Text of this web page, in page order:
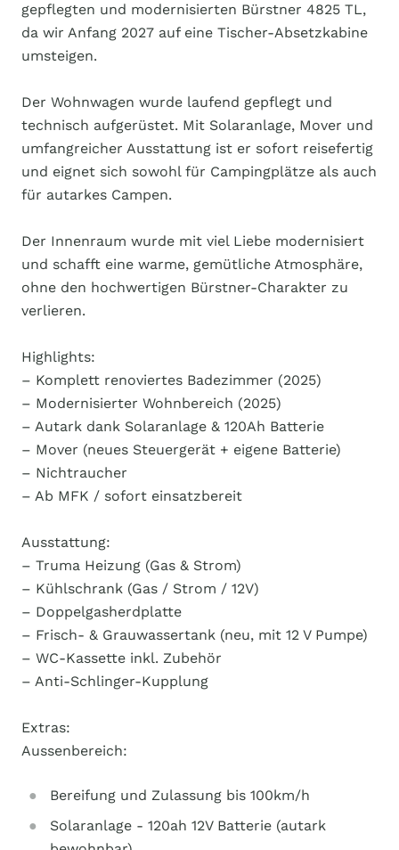
gepflegten und modernisierten Bürstner 4825 TL,
da wir Anfang 2027 auf eine Tischer-Absetzkabine
umsteigen.
Der Wohnwagen wurde laufend gepflegt und
technisch aufgerüstet. Mit Solaranlage, Mover und
umfangreicher Ausstattung ist er sofort reisefertig
und eignet sich sowohl für Campingplätze als auch
für autarkes Campen.
Der Innenraum wurde mit viel Liebe modernisiert
und schafft eine warme, gemütliche Atmosphäre,
ohne den hochwertigen Bürstner-Charakter zu
verlieren.
Highlights:
– Komplett renoviertes Badezimmer (2025)
– Modernisierter Wohnbereich (2025)
– Autark dank Solaranlage & 120Ah Batterie
– Mover (neues Steuergerät + eigene Batterie)
– Nichtraucher
– Ab MFK / sofort einsatzbereit
Ausstattung:
– Truma Heizung (Gas & Strom)
– Kühlschrank (Gas / Strom / 12V)
– Doppelgasherdplatte
– Frisch- & Grauwassertank (neu, mit 12 V Pumpe)
– WC-Kassette inkl. Zubehör
– Anti-Schlinger-Kupplung
Extras:
Aussenbereich:
Bereifung und Zulassung bis 100km/h
Solaranlage - 120ah 12V Batterie (autark